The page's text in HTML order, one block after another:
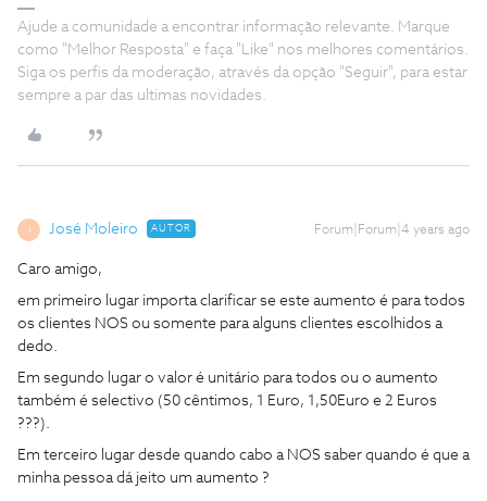
Ajude a comunidade a encontrar informação relevante. Marque
como "Melhor Resposta" e faça "Like" nos melhores comentários.
Siga os perfis da moderação, através da opção "Seguir", para estar
sempre a par das ultimas novidades.
José Moleiro AUTOR Forum|Forum|4 years ago
Caro amigo,
em primeiro lugar importa clarificar se este aumento é para todos
os clientes NOS ou somente para alguns clientes escolhidos a
dedo.
Em segundo lugar o valor é unitário para todos ou o aumento
também é selectivo (50 cêntimos, 1 Euro, 1,50Euro e 2 Euros
???).
Em terceiro lugar desde quando cabo a NOS saber quando é que a
minha pessoa dá jeito um aumento ?